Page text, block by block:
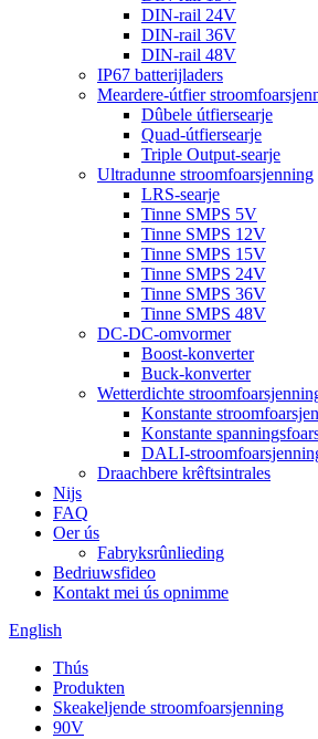
DIN-rail 24V
DIN-rail 36V
DIN-rail 48V
IP67 batterijladers
Meardere-útfier
Dûbele útfiersearje
Quad-útfiersearje
Triple Output-searje
Ultradunne stroomfoarsjenning
LRS-searje
Tinne SMPS 5V
Tinne SMPS 12V
Tinne SMPS 15V
Tinne SMPS 24V
Tinne SMPS 36V
Tinne SMPS 48V
DC-DC-omvormer
Boost-konverter
Buck-konverter
Wetterdichte
Konstante
Konstante
DALI-
Draachbere krêftsintrales
Nijs
FAQ
Oer ús
Fabryksrûnlieding
Bedriuwsfideo
Kontakt mei ús opnimme
English
Thús
Produkten
Skeakeljende stroomfoarsjenning
90V